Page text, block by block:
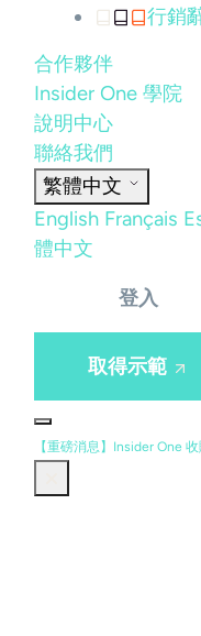
行銷
合作夥伴
Insider One 學院
說明中心
聯絡我們
繁體中文
English Français
體中文
登入
取得示範
【重磅消息】Insider One